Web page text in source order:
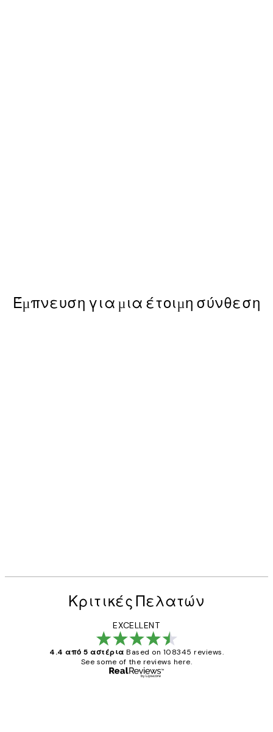
Έμπνευση για μια έτοιμη σύνθεση
Κριτικές Πελατών
EXCELLENT
4.4 από 5 αστέρια Based on 108345 reviews.
See some of the reviews here.